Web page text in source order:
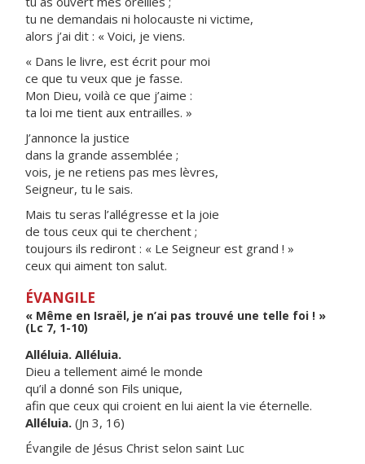
tu ne demandais ni holocauste ni victime,
alors j’ai dit : « Voici, je viens.
« Dans le livre, est écrit pour moi
ce que tu veux que je fasse.
Mon Dieu, voilà ce que j’aime :
ta loi me tient aux entrailles. »
J’annonce la justice
dans la grande assemblée ;
vois, je ne retiens pas mes lèvres,
Seigneur, tu le sais.
Mais tu seras l’allégresse et la joie
de tous ceux qui te cherchent ;
toujours ils rediront : « Le Seigneur est grand ! »
ceux qui aiment ton salut.
ÉVANGILE
« Même en Israël, je n’ai pas trouvé une telle foi ! »
(Lc 7, 1-10)
Alléluia. Alléluia.
Dieu a tellement aimé le monde
qu’il a donné son Fils unique,
afin que ceux qui croient en lui aient la vie éternelle.
Alléluia. (Jn 3, 16)
Évangile de Jésus Christ selon saint Luc